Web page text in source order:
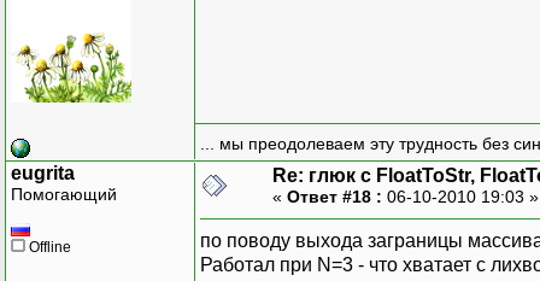
... мы преодолеваем эту трудность без
eugrita
Помогающий
Offline
Re: глюк с FloatToStr,
« Ответ #18 : 06-10-2010 19:03
по поводу выхода заграницы
Работал при N=3 - что хватает с